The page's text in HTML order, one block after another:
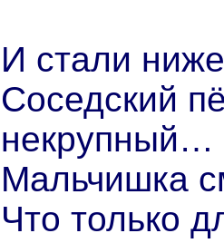
И стали
Соседский
некрупный…
Мальчишка
Что только